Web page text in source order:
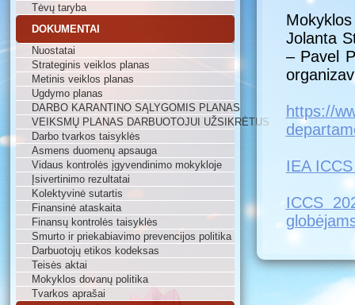
Tėvų taryba
DOKUMENTAI
Nuostatai
Strateginis veiklos planas
Metinis veiklos planas
Ugdymo planas
DARBO KARANTINO SĄLYGOMIS PLANAS
VEIKSMŲ PLANAS DARBUOTOJUI UŽSIKRĖTUS
Darbo tvarkos taisyklės
Asmens duomenų apsauga
Vidaus kontrolės įgyvendinimo mokykloje
Įsivertinimo rezultatai
Kolektyvinė sutartis
Finansinė ataskaita
Finansų kontrolės taisyklės
Smurto ir priekabiavimo prevencijos politika
Darbuotojų etikos kodeksas
Teisės aktai
Mokyklos dovanų politika
Tvarkos aprašai
Jolanta
– Pavel
https://
IEA
ICCS